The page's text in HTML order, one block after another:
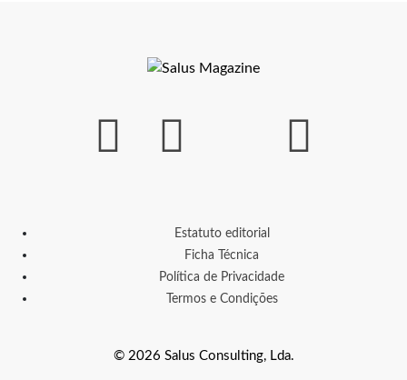
Estatuto editorial
Ficha Técnica
Política de Privacidade
Termos e Condições
© 2026 Salus Consulting, Lda.